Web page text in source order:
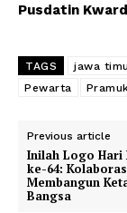
Pusdatin
TAGS jawa
Pewarta
Previous article
Inilah Logo Hari
ke-64:
Membangun
Bangsa